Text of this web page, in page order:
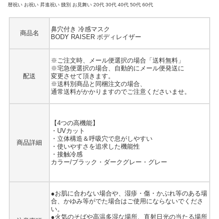
暦祝い お祝い 昇進祝い 餞別 お見舞い 20代 30代 40代 50代 60代
商品名
鼻穴付き 冷感マスク
BODY RAISER ボディレイザー
配送
※ご注文時、メール便選択の場合「送料無料」
※宅急便選択の場合、自動的にメール便発送に
変更させて頂きます。
※送料別商品と同梱注文の場合、
通常送料がかかりますのでご注意くださいませ。
商品詳細
【4つの高機能】
・UVカット
・立体構造＆呼吸穴で息がしやすい
・使いやすさを追求した機能性
・接触冷感
カラー/ブラック・ダークグレー・グレー
●お肌に合わない場合や、湿疹・傷・かぶれ等のある場
合、かゆみ等がでた場合はご使用にならないでくださ
い。
●火気のそばや高温多湿な場所、直射日光の当たる場所